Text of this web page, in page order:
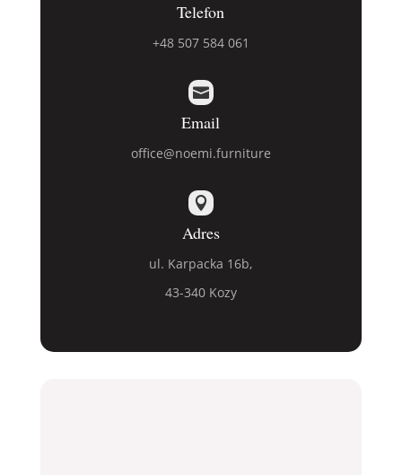
Telefon
+48 507 584 061

Email
office@noemi.furniture

Adres
ul. Karpacka 16b,
43-340 Kozy